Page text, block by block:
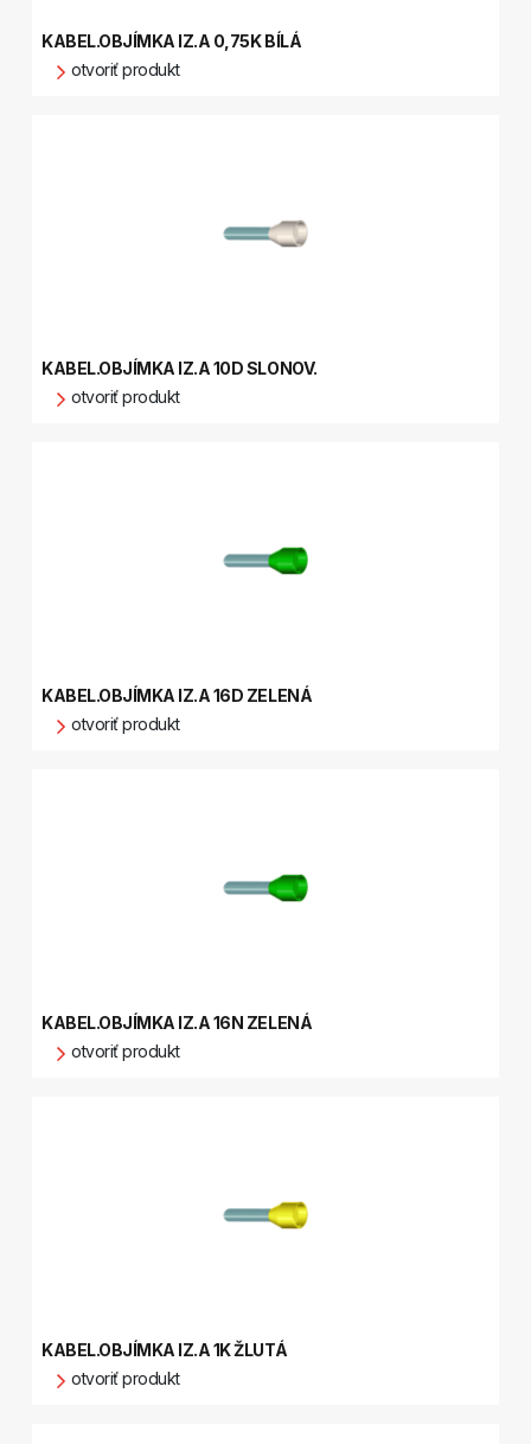
KABEL.OBJÍMKA IZ.A 0,75K BÍLÁ
otvoriť produkt
KABEL.OBJÍMKA IZ.A 10D SLONOV.
otvoriť produkt
KABEL.OBJÍMKA IZ.A 16D ZELENÁ
otvoriť produkt
KABEL.OBJÍMKA IZ.A 16N ZELENÁ
otvoriť produkt
KABEL.OBJÍMKA IZ.A 1K ŽLUTÁ
otvoriť produkt